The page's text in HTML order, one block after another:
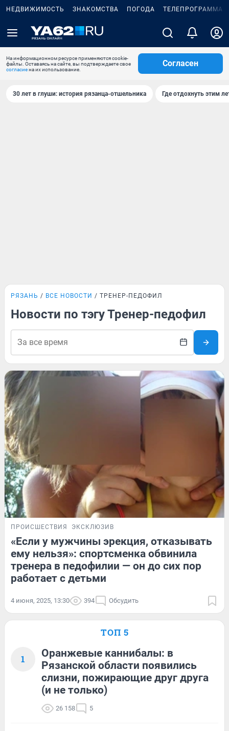
НЕДВИЖИМОСТЬ ЗНАКОМСТВА ПОГОДА ТЕЛЕПРОГРАММА
На информационном ресурсе применяются cookie-
файлы. Оставаясь на сайте, вы подтверждаете свое
согласиена их использование.
Согласен
30 лет в глуши: история рязанца-отшельника Где отдохнуть этим
РЯЗАНЬ ВСЕ НОВОСТИ ТРЕНЕР-ПЕДОФИЛ
Новости по тэгу Тренер-педофил
ПРОИСШЕСТВИЯ ЭКСКЛЮЗИВ
«Если у мужчины эрекция, отказывать
ему нельзя»: спортсменка обвинила
тренера в педофилии — он до сих пор
работает с детьми
4 июня, 2025, 13:30 394 Обсудить
ТОП 5
1
Оранжевые каннибалы: в
Рязанской области появились
слизни, пожирающие друг друга
(и не только)
26 158 5